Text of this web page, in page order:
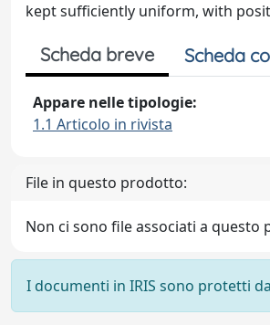
kept sufficiently uniform, with
Scheda breve Scheda
Appare nelle tipologie:
1.1 Articolo in rivista
File in questo prodotto:
Non ci sono file associati a questo
I documenti in IRIS sono protetti